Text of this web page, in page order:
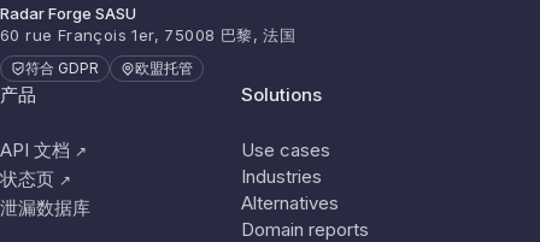
Radar Forge SASU
60 rue François 1er, 75008 巴黎, 法国
符合 GDPR 欧盟托管
产品
API 文档 ↗
状态页 ↗
泄漏数据库
Solutions
Use cases
Industries
Alternatives
Domain reports